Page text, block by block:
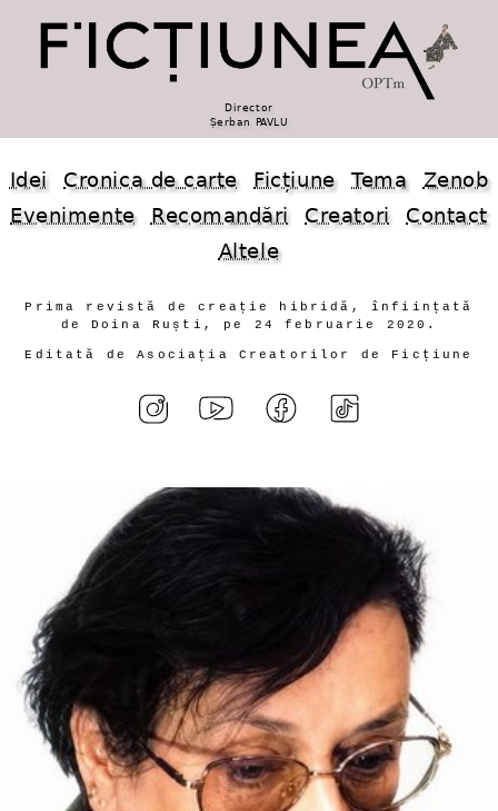
Director
Șerban PAVLU
Idei Cronica de carte Ficțiune Tema
Zenob
Evenimente
Recomandări Creatori
Contact
Altele
Prima revistă de creație hibridă, înființată
de Doina Ruști, pe 24 februarie 2020.
Editată de Asociația Creatorilor de Ficțiune